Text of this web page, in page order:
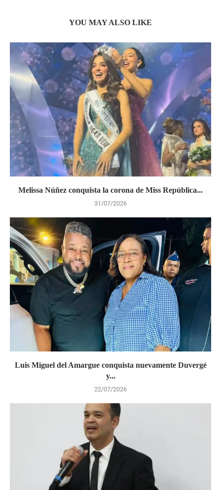
YOU MAY ALSO LIKE
Melissa Núñez conquista la corona de Miss República...
31/07/2026
Luis Miguel del Amargue conquista nuevamente Duvergé
y...
22/07/2026